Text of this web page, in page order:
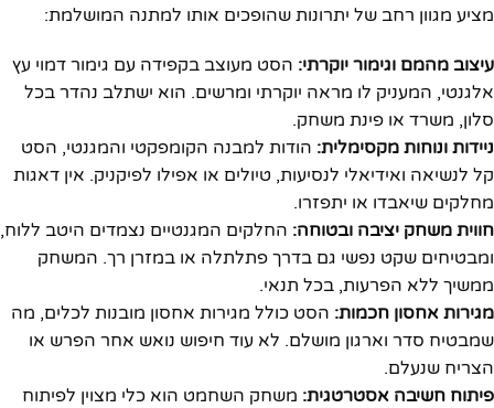
מציע מגוון רחב של יתרונות שהופכים אותו למתנה המושלמת:
עיצוב מהמם וגימור יוקרתי: הסט מעוצב בקפידה עם גימור דמוי עץ
אלגנטי, המעניק לו מראה יוקרתי ומרשים. הוא ישתלב נהדר בכל
סלון, משרד או פינת משחק.
ניידות ונוחות מקסימלית: הודות למבנה הקומפקטי והמגנטי, הסט
קל לנשיאה ואידיאלי לנסיעות, טיולים או אפילו לפיקניק. אין דאגות
מחלקים שיאבדו או יתפזרו.
חווית משחק יציבה ובטוחה: החלקים המגנטיים נצמדים היטב ללוח,
ומבטיחים שקט נפשי גם בדרך פתלתלה או במזרן רך. המשחק
ממשיך ללא הפרעות, בכל תנאי.
מגירות אחסון חכמות: הסט כולל מגירות אחסון מובנות לכלים, מה
שמבטיח סדר וארגון מושלם. לא עוד חיפוש נואש אחר הפרש או
הצריח שנעלם.
פיתוח חשיבה אסטרטגית: משחק השחמט הוא כלי מצוין לפיתוח